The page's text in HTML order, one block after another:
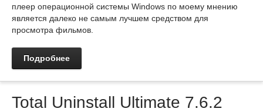
плеер операционной системы Windows по моему мнению
является далеко не самым лучшем средством для
просмотра фильмов.
Подробнее
Total Uninstall Ultimate 7.6.2